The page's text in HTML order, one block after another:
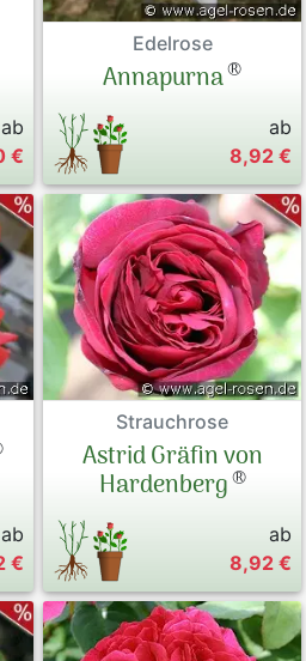
ab
€
Edelrose
Annapurna®
ab
8,92 €
ab
€
Strauchrose
Astrid Gräfin von
Hardenberg®
ab
8,92 €